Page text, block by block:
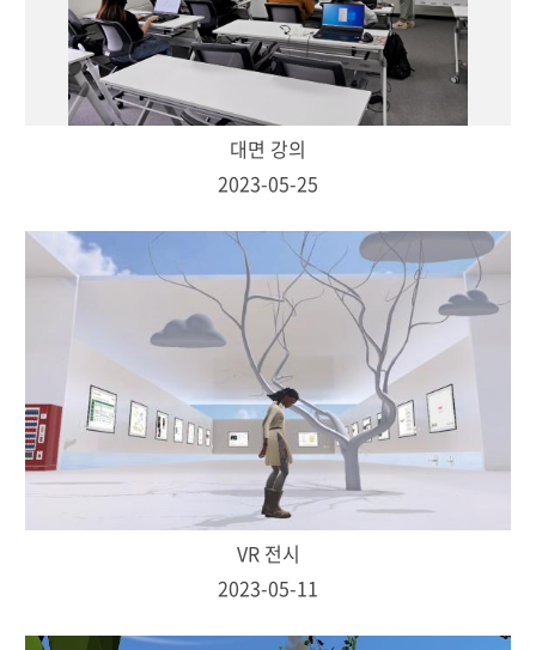
대면 강의
2023-05-25
VR 전시
2023-05-11